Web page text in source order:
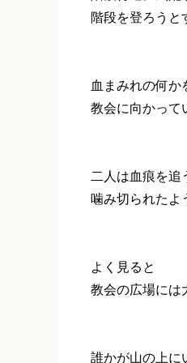
階段を登ろうと
血まみれの何か
教会に向かって
二人は血痕を追
噛み切られたよ
よく見ると
教会の広場には
誰かが山の上に